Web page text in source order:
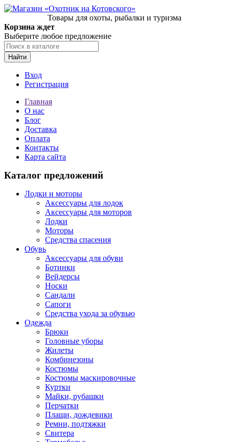
Товары для охоты, рыбалки и туризма
Корзина ждет
Выберите любое предложение
Найти
Вход
Регистрация
Главная
О нас
Блог
Доставка
Оплата
Контакты
Карта сайта
Каталог предложений
Лодки и моторы
Аксессуары для лодок
Аксессуары для моторов
Лодки
Моторы
Средства спасения
Обувь
Аксессуары для обуви
Ботинки
Вейдерсы
Носки
Сандали
Сапоги
Средства ухода за обувью
Одежда
Брюки
Головные уборы
Жилеты
Комбинезоны
Костюмы
Костюмы маскировочные
Куртки
Майки, рубашки
Перчатки
Плащи, дождевики
Ремни, подтяжки
Свитера